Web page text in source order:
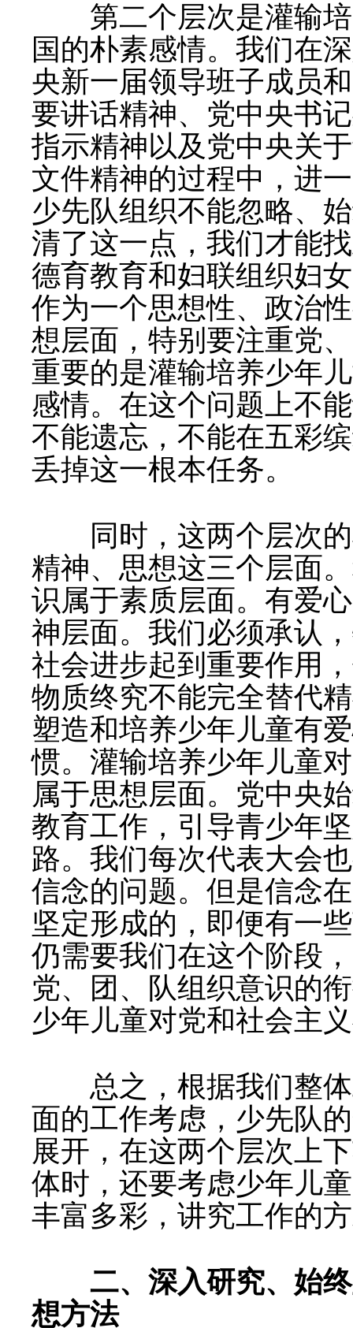
第二个层次是灌输培
国的朴素感情。我们在
央新一届领导班子成员
要讲话精神、党中央书
指示精神以及党中央关
文件精神的过程中，进
少先队组织不能忽略、
清了这一点，我们才能
德育教育和妇联组织妇
作为一个思想性、政治
想层面，特别要注重党
重要的是灌输培养少年
感情。在这个问题上不
不能遗忘，不能在五彩
丢掉这一根本任务。
同时，这两个层次的
精神、思想这三个层面
识属于素质层面。有爱
神层面。我们必须承认
社会进步起到重要作用
物质终究不能完全替代
塑造和培养少年儿童有
惯。灌输培养少年儿童
属于思想层面。党中央
教育工作，引导青少年
路。我们每次代表大会
信念的问题。但是信念
坚定形成的，即便有一
仍需要我们在这个阶段
党、团、队组织意识的
少年儿童对党和社会主
总之，根据我们整体
面的工作考虑，少先队
展开，在这两个层次上
体时，还要考虑少年儿
丰富多彩，讲究工作的
二、深入研究、始
想方法